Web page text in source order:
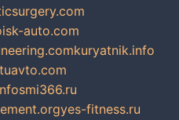
auto.com
kuryatnik.info
smi366.ru
yes-fitness.ru